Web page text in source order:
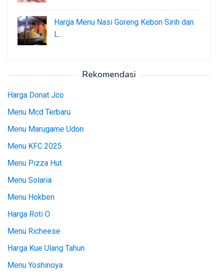
Harga Menu Nasi Goreng Kebon Sirih dan
L…
Rekomendasi
Harga Donat Jco
Menu Mcd Terbaru
Menu Marugame Udon
Menu KFC 2025
Menu Pizza Hut
Menu Solaria
Menu Hokben
Harga Roti O
Menu Richeese
Harga Kue Ulang Tahun
Menu Yoshinoya